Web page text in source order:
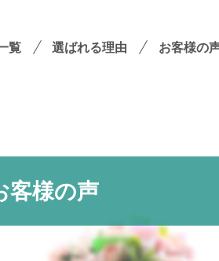
覧 選ばれる理由 お客様の
客様の声